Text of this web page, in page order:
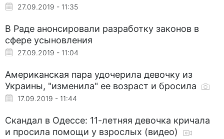
27.09.2019 - 11:35
В Раде анонсировали разработку законов в
сфере усыновления
27.09.2019 - 11:04
Американская пара удочерила девочку из
Украины, "изменила" ее возраст и бросила
17.09.2019 - 11:44
Скандал в Одессе: 11-летняя девочка кричала
и просила помощи у взрослых (видео)